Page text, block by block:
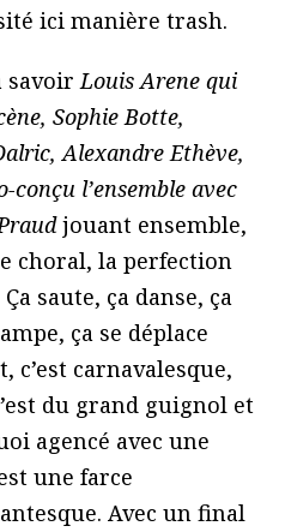
ici manière trash.
savoir Louis Arene qui
Sophie Botte,
Alexandre Ethève,
l’ensemble avec
jouant ensemble,
choral, la perfection
saute, ça danse, ça
ça se déplace
carnavalesque,
du grand guignol et
agencé avec une
une farce
Avec un final